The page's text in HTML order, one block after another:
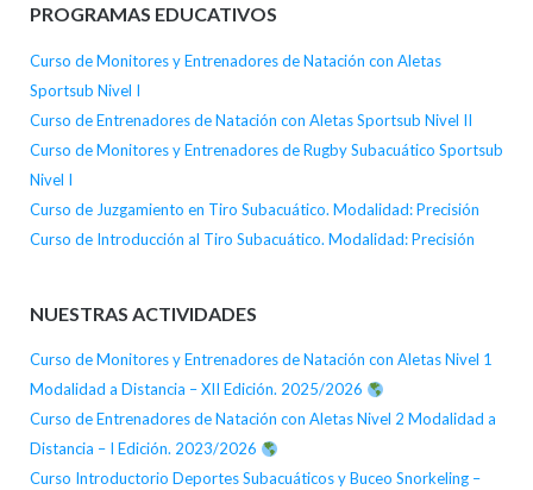
PROGRAMAS EDUCATIVOS
Curso de Monitores y Entrenadores de Natación con Aletas
Sportsub Nivel I
Curso de Entrenadores de Natación con Aletas Sportsub Nivel II
Curso de Monitores y Entrenadores de Rugby Subacuático Sportsub
Nivel I
Curso de Juzgamiento en Tiro Subacuático. Modalidad: Precisión
Curso de Introducción al Tiro Subacuático. Modalidad: Precisión
NUESTRAS ACTIVIDADES
Curso de Monitores y Entrenadores de Natación con Aletas Nivel 1
Modalidad a Distancia – XII Edición. 2025/2026
Curso de Entrenadores de Natación con Aletas Nivel 2 Modalidad a
Distancia – I Edición. 2023/2026
Curso Introductorio Deportes Subacuáticos y Buceo Snorkeling –